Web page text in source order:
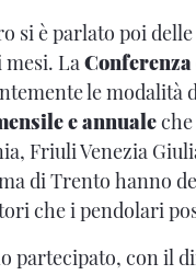
si è parlato poi
La
le modalità
e annuale
Friuli Venezia
di Trento hanno
che i pendolari
partecipato, con il